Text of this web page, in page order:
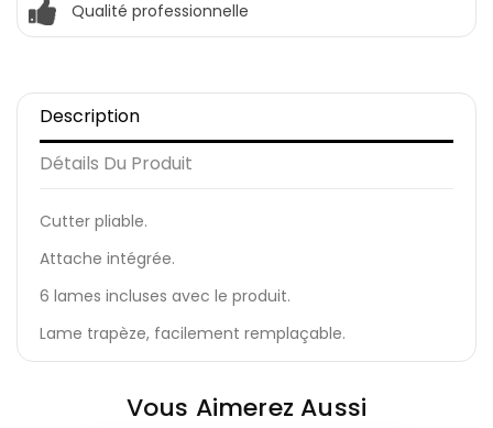
Qualité professionnelle
Description
Détails Du Produit
Cutter pliable.
Attache intégrée.
6 lames incluses avec le produit.
Lame trapèze, facilement remplaçable.
Vous Aimerez Aussi